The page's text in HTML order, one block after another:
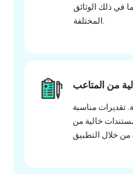
في ذلك الوثائق
المختلفة.
من المتاعب
تقديرات مناسبة
خالية من